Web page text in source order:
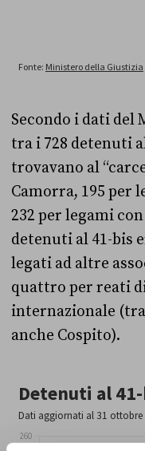
Secondo i dati del
tra i 728 detenuti
trovavano al
Camorra, 195 per
232 per legami
detenuti al 41-bis
legati ad altre
quattro per reati
internazionale
anche Cospito).